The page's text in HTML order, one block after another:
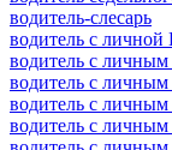
водитель-слесарь
водитель с
водитель с
водитель с личным
водитель с
водитель с